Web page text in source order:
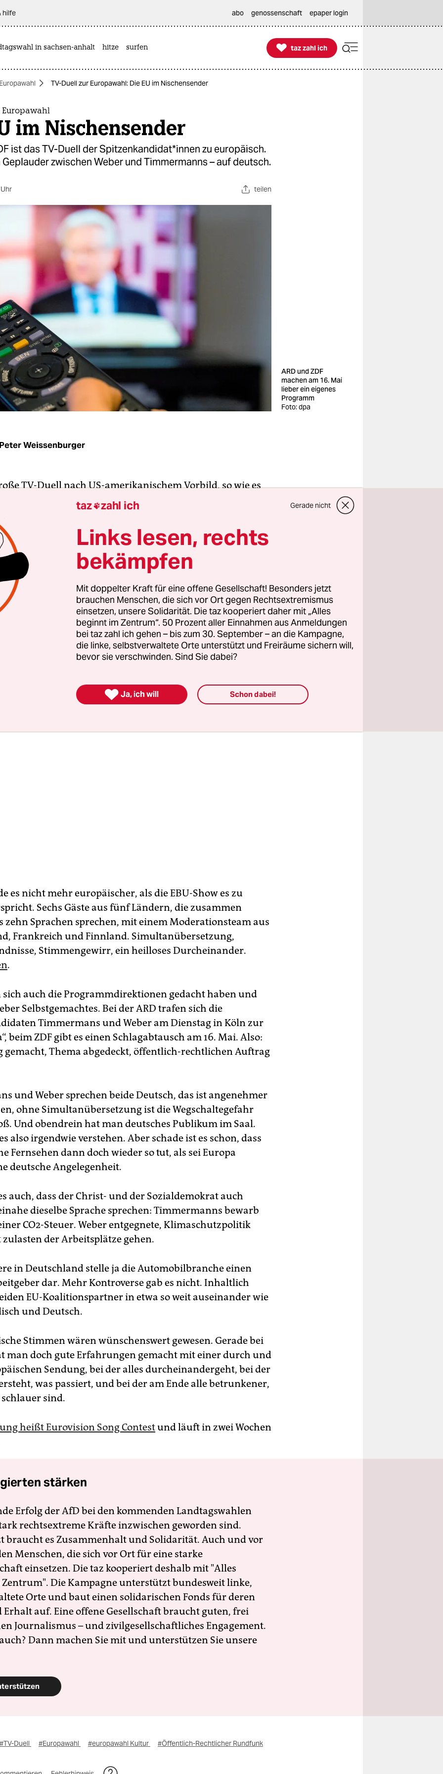
hilfe abo genossenschaft epaper login
in sachsen-anhalt hitze surfen 
taz zahl ich
taz zahl ich
Europawahl TV-Duell zur Europawahl: Die EU im Nischensender
Europawahl
im Nischensender
ist das TV-Duell der Spitzenkandidat*innen zu europäisch.
zwischen Weber und Timmermanns – auf deutsch.
teilen
ARD und ZDF
machen am 16. Mai
lieber ein eigenes
Programm
Foto: dpa
Peter Weissenburger
TV-Duell nach US-amerikanischem Vorbild, so wie es
auch aus dem deutschen Bundestagswahlkampf nicht
ist. Am 15. Mai treffen sich die
für die Europawahl im Brüsseler Plenarsaal
darum, ihre Erzählung an alle europäischen Bür­
bringen. Es wird keine produktive Debatte geben, aber
auch nie.
der mediale Festakt von der Europäischen
(EBU), übertragen wird es in den jeweiligen Ländern
Mitgliedssendern. Das wären in Deutschland ARD
Denn die verzichteten dankend und sendeten lieber
zur EU-Wahl. Die Brüsseler Show verschoben sie
es nicht mehr europäischer, als die EBU-Show es zu
Sechs Gäste aus fünf Ländern, die zusammen
zehn Sprachen sprechen, mit einem Moderationsteam aus
Frankreich und Finnland. Simultanübersetzung,
Stimmengewirr, ein heilloses Durcheinander.
.
sich auch die Programmdirektio­nen gedacht haben und
Selbstgemachtes. Bei der ARD trafen sich die
Timmermans und Weber am Dienstag in Köln zur
beim ZDF gibt es einen Schlagabtausch am 16. Mai. Also:
gemacht, Thema abgedeckt, öffentlich-rechtlichen Auftrag
und Weber sprechen beide Deutsch, das ist angenehmer
ohne Simultanübersetzung ist die Wegschaltegefahr
Und obendrein hat man deutsches Publikum im Saal.
also irgendwie verstehen. Aber schade ist es schon, dass
Fernsehen dann doch wieder so tut, als sei Europa
deutsche Angelegenheit.
auch, dass der Christ- und der Sozialdemokrat auch
dieselbe Sprache sprechen: Timmermanns bewarb
CO2-Steuer. Weber entgegnete, Klimaschutzpolitik
der Arbeitsplätze gehen.
in Deutschland stelle ja die Automobilbranche einen
dar. Mehr Kontroverse gab es nicht. Inhaltlich
EU-Koalitionspartner in etwa so weit auseinander wie
und Deutsch.
Stimmen wären wünschenswert gewesen. Gerade bei
man doch gute Erfahrungen gemacht mit einer durch und
Sendung, bei der alles durcheinandergeht, bei der
was passiert, und bei der am Ende alle betrunkener,
sind.
heißt Eurovision Song Contestund läuft in zwei Wochen
stärken
Erfolg der AfD bei den kommenden Landtagswahlen
rechtsextreme Kräfte inzwischen geworden sind.
braucht es Zusammenhalt und Solidarität. Auch und vor
Menschen, die sich vor Ort für eine starke
einsetzen. Die taz kooperiert deshalb mit "Alles
Die Kampagne unterstützt bundesweit linke,
Orte und baut einen solidarischen Fonds für deren
Erhalt auf. Eine offene Gesellschaft braucht guten, frei
Journalismus – und zivilgesellschaftliches Engagement.
Dann machen Sie mit und unterstützen Sie unsere
#TV-Duell #Europawahl #europawahl Kultur #Öffentlich-Rechtlicher Rundfunk
taz zahl ich Gerade nicht
Links lesen, rechts
bekämpfen
Mit doppelter Kraft für eine offene Gesellschaft! Besonders jetzt
brauchen Menschen, die sich vor Ort gegen Rechtsextremismus
einsetzen, unsere Solidarität. Die taz kooperiert daher mit „Alles
beginnt im Zentrum“. 50 Prozent aller Einnahmen aus Anmeldungen
bei taz zahl ich gehen – bis zum 30. September – an die Kampagne,
die linke, selbstverwaltete Orte unterstützt und Freiräume sichern will,
bevor sie verschwinden. Sind Sie dabei?
 Ja, ich will Schon dabei!